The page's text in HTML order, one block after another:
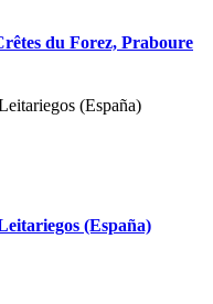
du Forez, Praboure
(España)